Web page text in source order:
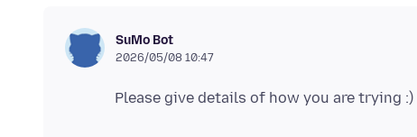
SuMo Bot
2026/05/08 10:47